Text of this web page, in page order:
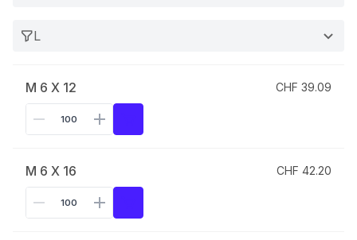
L
M 6 X 12 CHF 39.09
M 6 X 16 CHF 42.20